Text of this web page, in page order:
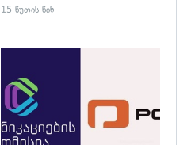
15 წუთის წინ